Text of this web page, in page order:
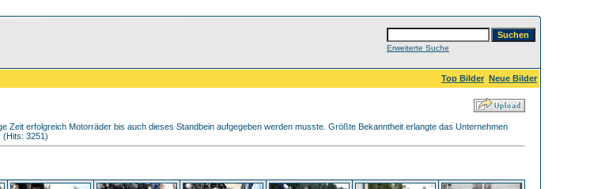
Erweiterte Suche
Top Bilder Neue Bilder
Zeit erfolgreich Motorräder bis auch dieses Standbein aufgegeben werden musste. Größte Bekanntheit erlangte das Unternehmen
(Hits: 3251)